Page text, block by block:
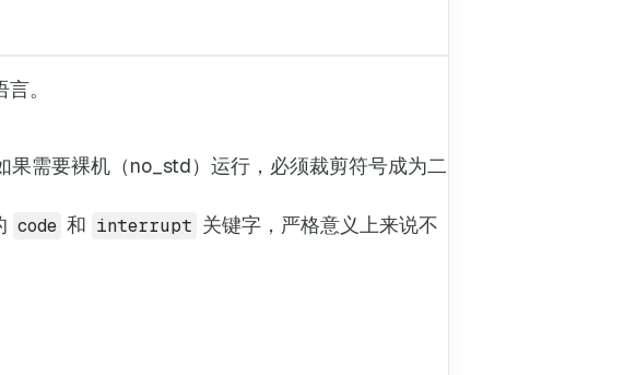
。
需要裸机（no_std）运行，必须裁剪符号成为二
code 和 interrupt 关键字，严格意义上来说不